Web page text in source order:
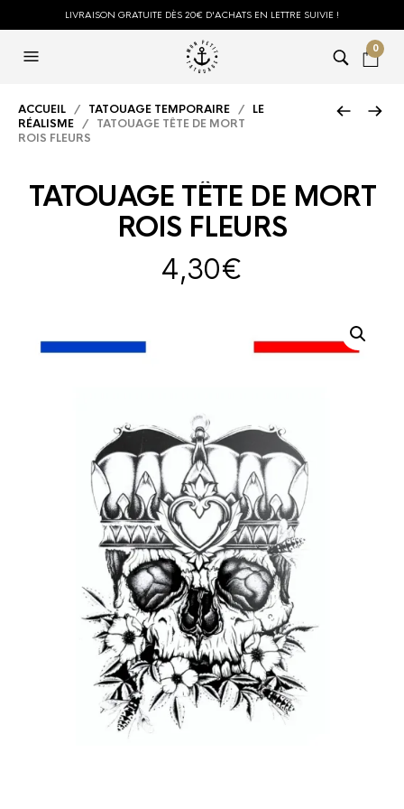
LIVRAISON GRATUITE DÈS 20€ D'ACHATS EN LETTRE SUIVIE !
0
ACCUEIL / TATOUAGE TEMPORAIRE / LE
RÉALISME / TATOUAGE TÊTE DE MORT
ROIS FLEURS
TATOUAGE TÊTE DE MORT
ROIS FLEURS
4,30€